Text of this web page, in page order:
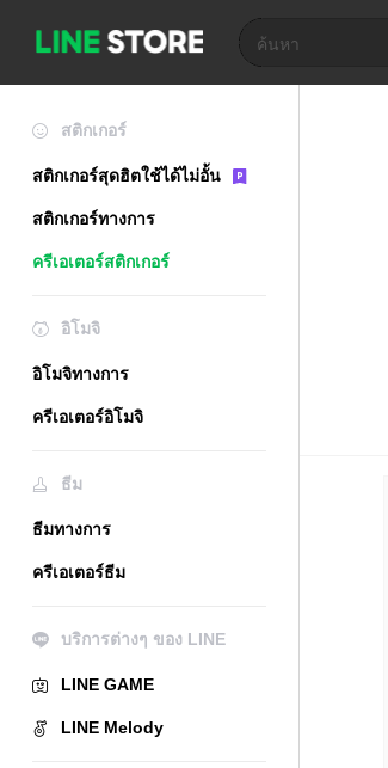
สติกเกอร์
สติกเกอร์สุดฮิตใช้ได้ไม่อั้น
สติกเกอร์ทางการ
ครีเอเตอร์สติกเกอร์
อิโมจิ
อิโมจิทางการ
ครีเอเตอร์อิโมจิ
ธีม
ธีมทางการ
ครีเอเตอร์ธีม
บริการต่างๆ ของ LINE
LINE GAME
LINE Melody